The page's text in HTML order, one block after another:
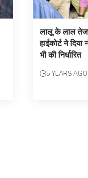
लालू के लाल
हाईकोर्ट ने
भी की निर्धारित
5 YEARS AGO